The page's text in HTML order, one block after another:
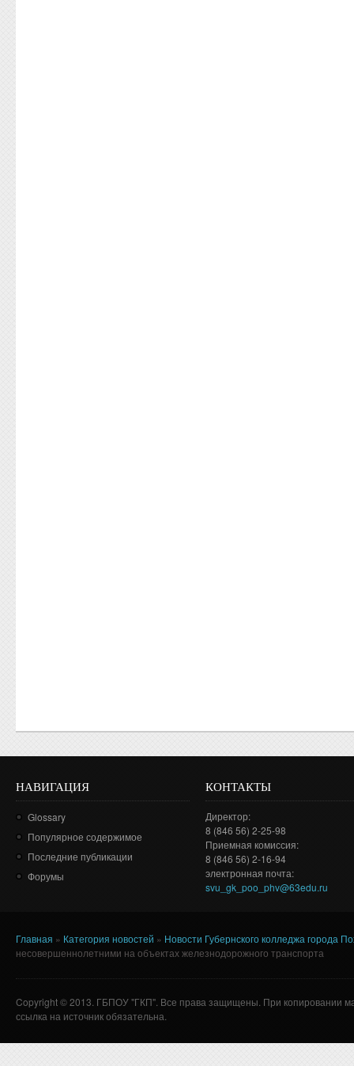
НАВИГАЦИЯ
Glossary
Популярное содержимое
Последние публикации
Форумы
КОНТАКТЫ
Директор:
8 (846 56) 2-25-98
Приемная комиссия:
8 (846 56) 2-16-94
электронная почта:
svu_gk_poo_phv@63edu.ru
Вы здесь
Главная » Категория новостей » Новости Губернского колледжа города
несовершеннолетними на объектах железнодорожного транспорта
Copyright © 2013. ГБПОУ "ГКП". Все права защищены. При копировании
ссылка на источник обязательна.